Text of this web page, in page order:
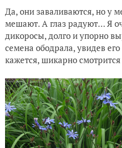
Да, они заваливаются, но у
мешают. А глаз радуют… Я
дикоросы, долго и упорно
семена ободрала, увидев
кажется, шикарно